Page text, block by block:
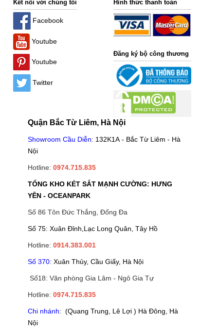
Kết nối với chúng tôi
Facebook
Youtube
Youtube
Twitter
Hình thức thanh toán
Đăng ký bộ công thương
Quận Bắc Từ Liêm, Hà Nội
Showroom Cầu Diễn: 132K1A - Bắc Từ Liêm - Hà
Nội
Hotline: 0974.715.835
TỔNG KHO KÉT SẮT MẠNH CƯỜNG: HƯNG
YÊN - OCEANPARK
Số 86 Tôn Đức Thắng, Đống Đa
Số 75: Xuân Đỉnh,Lạc Long Quân, Tây Hồ
Hotline: 0914.383.001
Số 370: Xuân Thủy, Cầu Giấy, Hà Nội
Số18: Văn phòng Gia Lâm - Ngô Gia Tự
Hotline: 0974.715.835
Chi nhánh: (Quang Trung, Lê Lợi ) Hà Đông, Hà
Nội